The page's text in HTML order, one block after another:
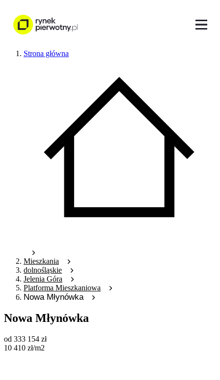
Strona główna
Mieszkania
dolnośląskie
Jelenia Góra
Platforma Mieszkaniowa
Nowa Młynówka
Nowa Młynówka
od 333 154 zł
10 410 zł/m2